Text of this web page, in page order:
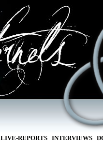
LIVE-REPORTS INTERVIEWS